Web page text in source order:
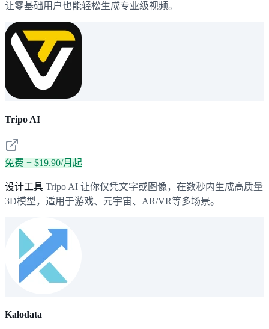
让零基础用户也能轻松生成专业级视频。
Tripo AI
免费 + $19.90/月起
设计工具 Tripo AI 让你仅凭文字或图像，在数秒内生成高质量
3D模型，适用于游戏、元宇宙、AR/VR等多场景。
Kalodata